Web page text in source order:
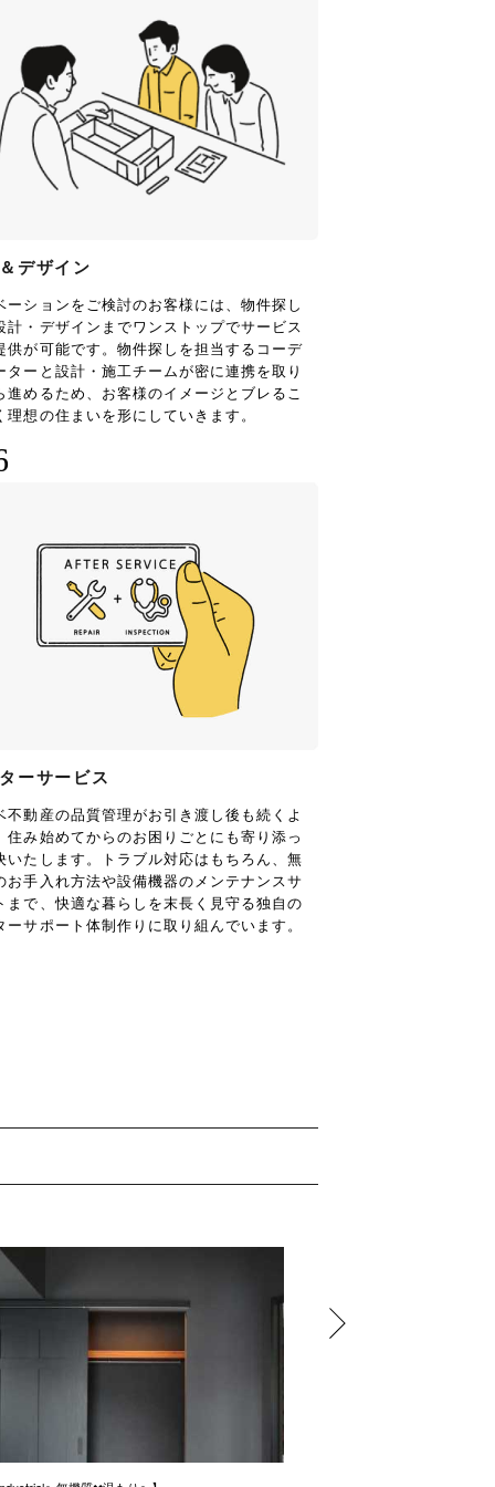
デザイン
ーションをご検討のお客様には、物件探し
計・デザインまでワンストップでサービス
供が可能です。物件探しを担当するコーデ
ターと設計・施工チームが密に連携を取り
進めるため、お客様のイメージとブレるこ
理想の住まいを形にしていきます。
ーサービス
不動産の品質管理がお引き渡し後も続くよ
住み始めてからのお困りごとにも寄り添っ
いたします。トラブル対応はもちろん、無
お手入れ方法や設備機器のメンテナンスサ
まで、快適な暮らしを末長く見守る独自の
ーサポート体制作りに取り組んでいます。